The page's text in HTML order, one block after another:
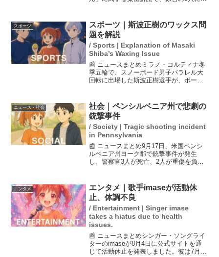
資者にとって大きな意義を持つものであ
り、さらなる追...
スポーツ
スポーツ｜斯波正樹のワックス問
題を解説
/ Sports | Explanation of Masaki
Shiba’s Waxing Issue
📰 ニュースまとめミラノ・コルティナ冬
季五輪で、スノーボード男子パラレル大
回転に出場した斯波正樹選手が、ボード
し、再検査ではフッ素が検出されなかっ
たことや、普段とは異...
ニュース・社会
社会｜ペンシルベニア州で悲劇の
銃撃事件
/ Society | Tragic shooting incident
in Pennsylvania
📰 ニュースまとめ9月17日、米国ペンシ
ルベニア州ヨーク郡で銃撃事件が発生
し、警察官3人が死亡、2人が重傷を負っ
回の事件は米国における銃問題の深刻さ
を再度浮き彫りにする...
エンタメ
エンタメ｜歌手imaseが活動休
止、体調不良
/ Entertainment | Singer imase
takes a hiatus due to health
issues.
📰 ニュースまとめシンガー・ソングライ
ターのimaseが8月4日に公式サイトを通
じて活動休止を発表しました。彼は7月25